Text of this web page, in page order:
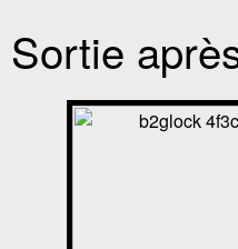
Sortie